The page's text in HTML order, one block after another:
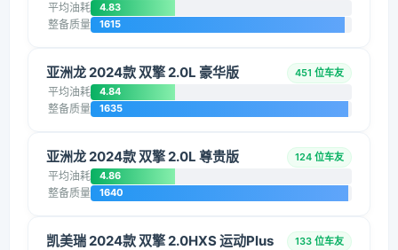
平均油耗 4.83
整备质量 1615
亚洲龙 2024款 双擎 2.0L 豪华版 451 位车友
平均油耗 4.84
整备质量 1635
亚洲龙 2024款 双擎 2.0L 尊贵版 124 位车友
平均油耗 4.86
整备质量 1640
凯美瑞 2024款 双擎 2.0HXS 运动Plus
133 位车友